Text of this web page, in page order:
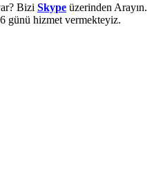
Bizi Skype üzerinden Arayın.
günü hizmet vermekteyiz.